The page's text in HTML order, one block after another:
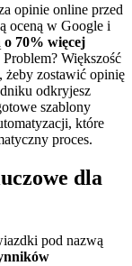
opinie online przed
oceną w Google i
o 70% więcej
Większość
zostawić opinię
odkryjesz
szablony
które
proces.
dla
pod nazwą